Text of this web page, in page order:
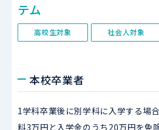
テム
高校生対象 社会人対象
本校卒業者
1学科卒業後に別学科に入学する場
料3万円と入学金のうち20万円を免